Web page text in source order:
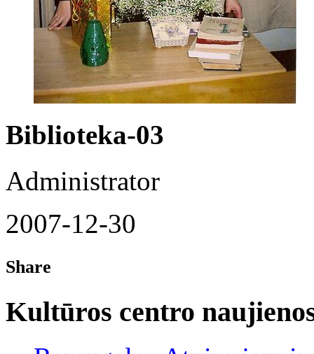
Biblioteka-03
Administrator
2007-12-30
Share
Kultūros centro